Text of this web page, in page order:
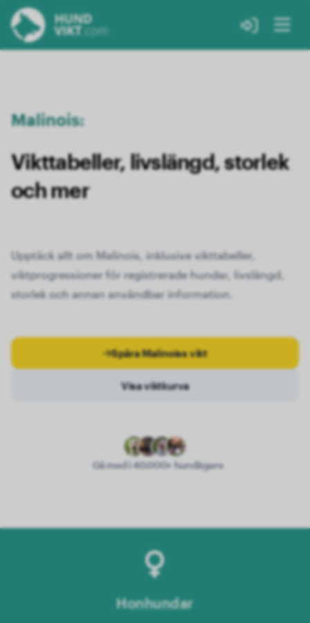
Malinois:
Vikttabeller, livslängd, storlek
och mer
Upptäck allt om Malinois, inklusive vikttabeller,
viktprogressioner för registrerade hundar, livslängd,
storlek och annan användbar information.
Spåra Malinoiss vikt
Visa viktkurva
Gå med i 40.000+ hundägare
Honhundar